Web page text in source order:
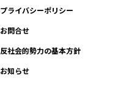
プライバシーポリシー
お問合せ
反社会的勢力の基本方針
お知らせ